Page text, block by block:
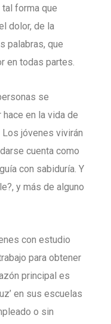
forma que
dolor, de la
palabras, que
en todas partes.
se
en la vida de
jóvenes vivirán
cuenta como
con sabiduría. Y
y más de alguno
con estudio
para obtener
principal es
en sus escuelas
o sin